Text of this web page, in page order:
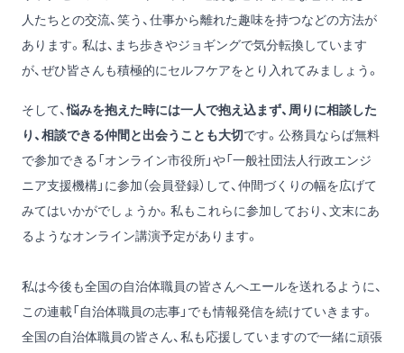
人たちとの交流、笑う、仕事から離れた趣味を持つなどの方法が
あります。私は、まち歩きやジョギングで気分転換しています
が、ぜひ皆さんも積極的にセルフケアをとり入れてみましょう。
そして、悩みを抱えた時には一人で抱え込まず、周りに相談した
り、相談できる仲間と出会うことも大切です。公務員ならば無料
で参加できる 「オンライン市役所」や「一般社団法人行政エンジ
ニア支援機構」 に参加（会員登録）して、仲間づくりの幅を広げて
みてはいかがでしょうか。私もこれらに参加しており、文末にあ
るようなオンライン講演予定があります。
私は今後も全国の自治体職員の皆さんへエールを送れるように、
この連載「自治体職員の志事」でも情報発信を続けていきます。
全国の自治体職員の皆さん、私も応援していますので一緒に頑張